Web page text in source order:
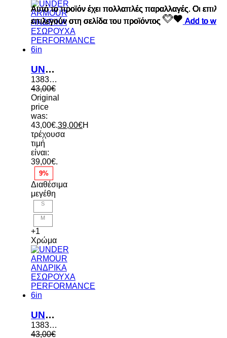
Αυτό το προϊόν έχει πολλαπλές παραλλαγές. Οι
επιλεγούν στη σελίδα του προϊόντος
Add to
UNDER ARMOUR ΑΝΔΡΙΚΑ ΕΣΩΡΟΥΧΑ PERFORMANCE 6in
1383878 001
43,00€
Original
price
was:
43,00€.39,00€Η
τρέχουσα
τιμή
είναι:
39,00€.
9%
Διαθέσιμα
μεγέθη
S
M
+1
Χρώμα
Αυτό το προϊόν έχει πολλαπλές παραλλαγές. Οι
επιλεγούν στη σελίδα του προϊόντος
Add to
UNDER ARMOUR ΑΝΔΡΙΚΑ ΕΣΩΡΟΥΧΑ PERFORMANCE 6in
1383878 035
43,00€
Αυτό το προϊόν έχει πολλαπλές παραλλαγές. Οι
επιλεγούν στη σελίδα του προϊόντος
Add to
Αυτό το προϊόν έχει πολλαπλές παραλλαγές. Οι
επιλεγούν στη σελίδα του προϊόντος
Add to
Αυτό το προϊόν έχει πολλαπλές παραλλαγές. Οι
επιλεγούν στη σελίδα του προϊόντος
Add to
Αυτό το προϊόν έχει πολλαπλές παραλλαγές. Οι
επιλεγούν στη σελίδα του προϊόντος
Add to
Αυτό το προϊόν έχει πολλαπλές παραλλαγές. Οι
επιλεγούν στη σελίδα του προϊόντος
Add to
Αυτό το προϊόν έχει πολλαπλές παραλλαγές. Οι
επιλεγούν στη σελίδα του προϊόντος
Add to